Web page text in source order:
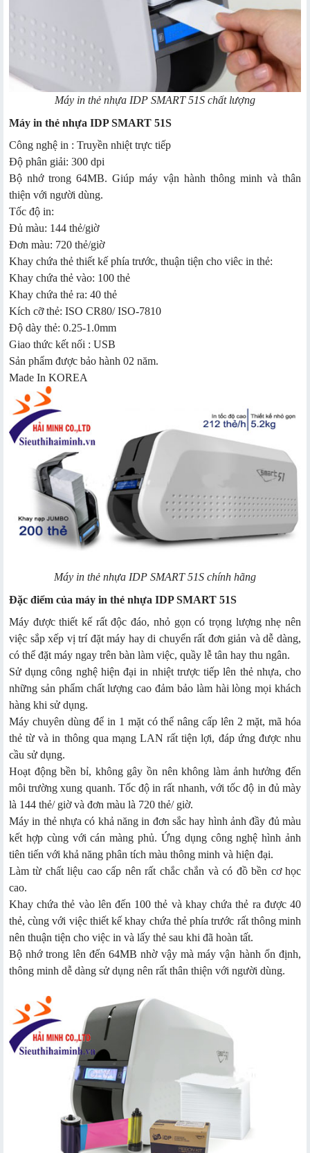
Máy in thẻ nhựa IDP SMART 51S chất lượng
Máy in thẻ nhựa IDP SMART 51S
Công nghệ in : Truyền nhiệt trực tiếp
Độ phân giải: 300 dpi
Bộ nhớ trong 64MB. Giúp máy vận hành thông minh và thân
thiện với người dùng.
Tốc độ in:
Đủ màu: 144 thẻ/giờ
Đơn màu: 720 thẻ/giờ
Khay chứa thẻ thiết kế phía trước, thuận tiện cho viêc in thẻ:
Khay chứa thẻ vào: 100 thẻ
Khay chứa thẻ ra: 40 thẻ
Kích cỡ thẻ: ISO CR80/ ISO-7810
Độ dày thẻ: 0.25-1.0mm
Giao thức kết nối : USB
Sản phẩm được bảo hành 02 năm.
Made In KOREA
Máy in thẻ nhựa IDP SMART 51S chính hãng
Đặc điểm của máy in thẻ nhựa IDP SMART 51S
Máy được thiết kế rất độc đáo, nhỏ gọn có trọng lượng nhẹ nên
việc sắp xếp vị trí đặt máy hay di chuyển rất đơn giản và dễ dàng,
có thể đặt máy ngay trên bàn làm việc, quầy lễ tân hay thu ngân.
Sử dụng công nghệ hiện đại in nhiệt trược tiếp lên thẻ nhựa, cho
những sản phẩm chất lượng cao đảm bảo làm hài lòng mọi khách
hàng khi sử dụng.
Máy chuyên dùng để in 1 mặt có thể nâng cấp lên 2 mặt, mã hóa
thẻ từ và in thông qua mạng LAN rất tiện lợi, đáp ứng được nhu
cầu sử dụng.
Hoạt động bền bỉ, không gây ồn nên không làm ảnh hưởng đến
môi trường xung quanh. Tốc độ in rất nhanh, với tốc độ in đủ mày
là 144 thẻ/ giờ và đơn màu là 720 thẻ/ giờ.
Máy in thẻ nhựa có khả năng in đơn sắc hay hình ảnh đầy đủ màu
kết hợp cùng với cán màng phủ. Ứng dụng công nghệ hình ảnh
tiên tiến với khả năng phân tích màu thông minh và hiện đại.
Làm từ chất liệu cao cấp nên rất chắc chắn và có đồ bền cơ học
cao.
Khay chứa thẻ vào lên đến 100 thẻ và khay chứa thẻ ra được 40
thẻ, cùng với việc thiết kế khay chứa thẻ phía trước rất thông minh
nên thuận tiện cho việc in và lấy thẻ sau khi đã hoàn tất.
Bộ nhớ trong lên đến 64MB nhờ vậy mà máy vận hành ổn định,
thông minh dễ dàng sử dụng nên rất thân thiện với người dùng.